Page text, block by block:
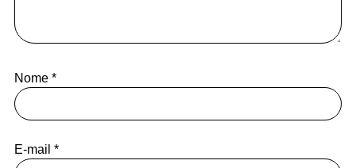
Nome *
E-mail *